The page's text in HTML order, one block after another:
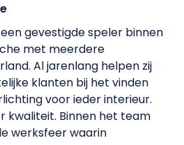
gevestigde speler binnen
met meerdere
Al jarenlang helpen zij
klanten bij het vinden
voor ieder interieur.
kwaliteit. Binnen het team
werksfeer waarin